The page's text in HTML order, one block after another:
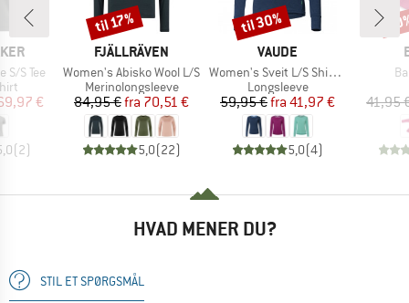
S/S Tee
pris
€
(2)
MÆRKE
FJÄLLRÄVEN
Artikel
Women's Abisko Wool L/S
Produktgruppe
Merinolongsleeve
Pris
84,95 € Nedsat pris
fra 70,51 €
5,0(22)
Rabat
til 17%
MÆRKE
VAUDE
Artikel
Women's Sveit L/S Shirt II
Produktgruppe
Longsleeve
Pris
59,95 € Nedsat pris
fra 41,97 €
5,0(4)
Rabat
til 30%
41,95
HVAD MENER DU?
STIL ET SPØRGSMÅL